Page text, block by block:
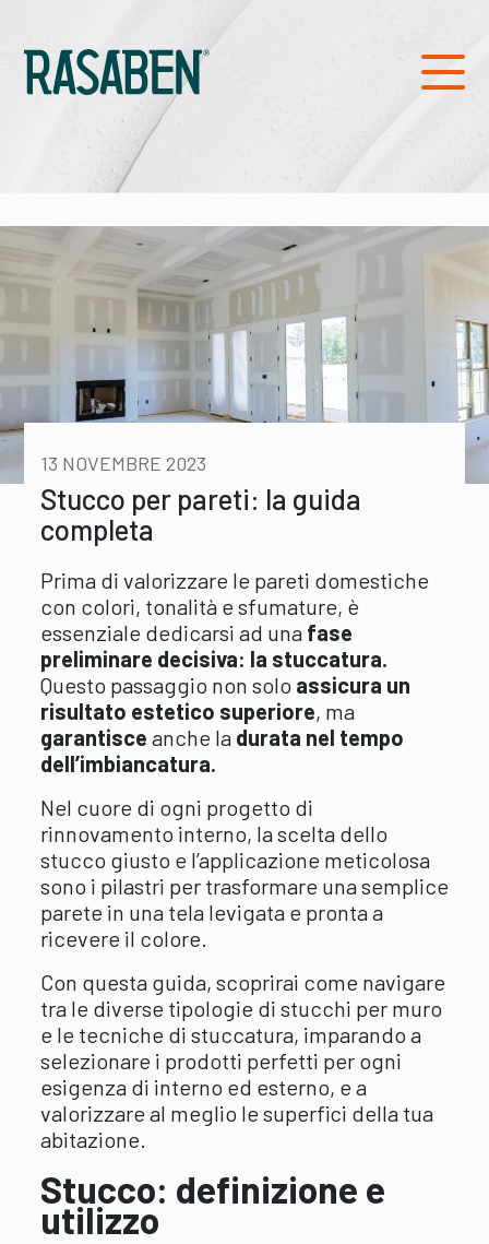
13 NOVEMBRE 2023
Stucco per pareti: la guida
completa
Prima di valorizzare le pareti domestiche
con colori, tonalità e sfumature, è
essenziale dedicarsi ad una fase
preliminare decisiva: la stuccatura.
Questo passaggio non solo assicura un
risultato estetico superiore, ma
garantisce anche la durata nel tempo
dell’imbiancatura.
Nel cuore di ogni progetto di
rinnovamento interno, la scelta dello
stucco giusto e l’applicazione meticolosa
sono i pilastri per trasformare una semplice
parete in una tela levigata e pronta a
ricevere il colore.
Con questa guida, scoprirai come navigare
tra le diverse tipologie di stucchi per muro
e le tecniche di stuccatura, imparando a
selezionare i prodotti perfetti per ogni
esigenza di interno ed esterno, e a
valorizzare al meglio le superfici della tua
abitazione.
Stucco: definizione e
utilizzo